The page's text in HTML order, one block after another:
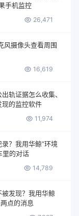
手机监控
26,471
风摄像头查看周围
16,619
轨证据怎么收集、
的监控软件
11,974
？我用华鲸“环境
里的对话
14,789
发现？我用华鲸
点的消息